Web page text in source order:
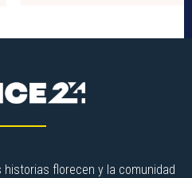
florecen y la comunidad